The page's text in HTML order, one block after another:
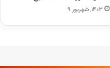
۱۴۰۳, شهریور ۹